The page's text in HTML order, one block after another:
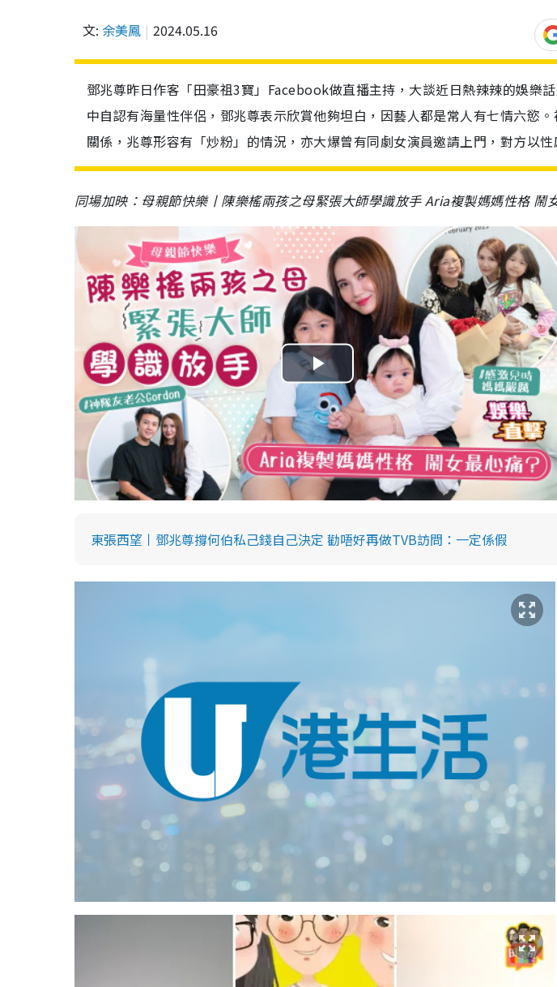
文: 余美鳳 2024.05.16
鄧兆尊昨日作客「田豪祖3寶」Facebook做直播主持，大談近日熱辣辣的娛樂
中自認有海量性伴侶，鄧兆尊表示欣賞他夠坦白，因藝人都是常人有七情六慾
關係，兆尊形容有「炒粉」的情況，亦大爆曾有同劇女演員邀請上門，對方以
同場加映：母親節快樂丨陳樂榣兩孩之母緊張大師學識放手 Aria複製媽媽性格 鬧
P
l
a
y
V
東張西望丨鄧兆尊撐何伯私己錢自己決定 勸唔好再做TVB訪問：一定係假